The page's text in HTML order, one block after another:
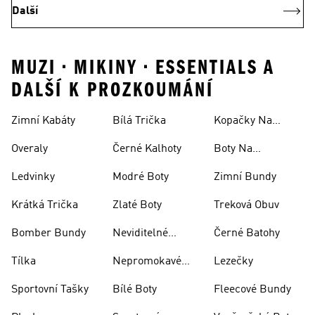
Další
MUZI • MIKINY • ESSENTIALS A
DALŠÍ K PROZKOUMÁNÍ
Zimní Kabáty
Overaly
Ledvinky
Krátká Trička
Bomber Bundy
Tílka
Sportovní Tašky
Bílá Trička
Černé Kalhoty
Modré Boty
Zlaté Boty
Neviditelné
Nepromokavé
Bílé Boty
Kopačky Na
Boty Na
Zimní Bundy
Treková Obuv
Černé Batohy
Lezečky
Fleecové Bundy